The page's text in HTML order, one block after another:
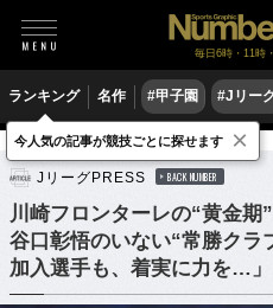
毎日6時・11時
ランキング 名作 #甲子園 #Jリー
サッカー Jリーグ
JリーグPRESS BACK NUMBER
川崎フロンターレの“黄金
谷口彰悟のいない“常勝クラ
加入選手も、着実に力を…」
今人気の記事が競技ごとに探せます ×